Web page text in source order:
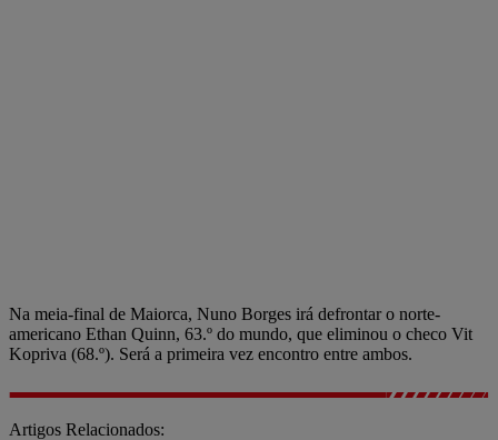
Na meia-final de Maiorca, Nuno Borges irá defrontar o norte-
americano Ethan Quinn, 63.º do mundo, que eliminou o checo Vit
Kopriva (68.º). Será a primeira vez encontro entre ambos.
Artigos Relacionados: